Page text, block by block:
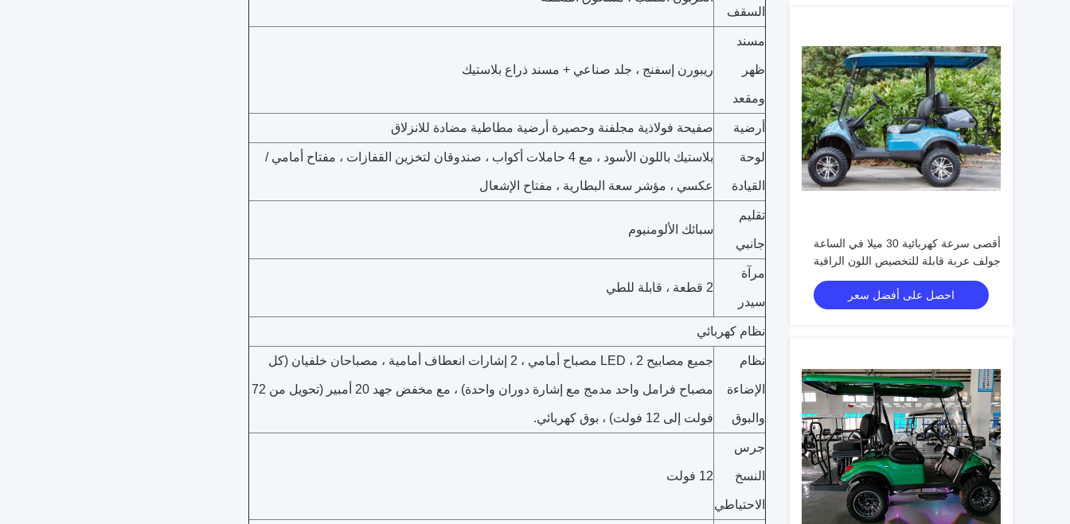
أقصى سرعة كهربائية 30 ميلا في الساعة
جولف عربة قابلة للتخصيص اللون الراقية
احصل على أفضل سعر
السقف
مسند
ظهر
ومقعد
ريبورن إسفنج ، جلد صناعي + مسند ذراع بلاستيك
أرضية صفيحة فولاذية مجلفنة وحصيرة أرضية مطاطية مضادة للانزلاق
لوحة
القيادة
بلاستيك باللون الأسود ، مع 4 حاملات أكواب ، صندوقان لتخزين القفازات ، مفتاح أمامي /
عكسي ، مؤشر سعة البطارية ، مفتاح الإشعال
تقليم
جانبي
سبائك الألومنيوم
مرآة
سيدر
2 قطعة ، قابلة للطي
نظام كهربائي
نظام
الإضاءة
والبوق
جميع مصابيح LED ، 2 مصباح أمامي ، 2 إشارات انعطاف أمامية ، مصباحان خلفيان (كل
مصباح فرامل واحد مدمج مع إشارة دوران واحدة) ، مع مخفض جهد 20 أمبير (تحويل من 72
فولت إلى 12 فولت) ، بوق كهربائي.
جرس
النسخ
الاحتياطي
12 فولت